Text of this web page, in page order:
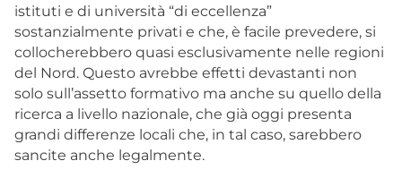
istituti e di università “di eccellenza”
sostanzialmente privati e che, è facile prevedere, si
collocherebbero quasi esclusivamente nelle regioni
del Nord. Questo avrebbe effetti devastanti non
solo sull’assetto formativo ma anche su quello della
ricerca a livello nazionale, che già oggi presenta
grandi differenze locali che, in tal caso, sarebbero
sancite anche legalmente.